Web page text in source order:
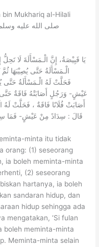
Mukhariq al-Hilali
يَا قَبِيْصَةُ، إِنَّ الْـمَسْأَلَةَ لَا
الْـمَسْأَلَةُ حَتَّى يُصِيْبَهَا
فَحَلَّتْ لَهُ الْـمَسْأَلَةُ
عَيْشٍ- وَرَجُلٍ أَصَابَتْهُ فَاقَةٌ
أَصَابَتْ فُلَانًا فَاقَةٌ ، فَحَلَّتْ
قَالَ : سِدَادً مِنْ عَيْشٍ- فَمَا
minta itu tidak
orang: (1) seseorang
ia boleh meminta-minta
(2) seseorang
hartanya, ia boleh
sandaran hidup, dan
hidup sehingga ada
mengatakan, ‘Si fulan
boleh meminta-minta
Meminta-minta selain